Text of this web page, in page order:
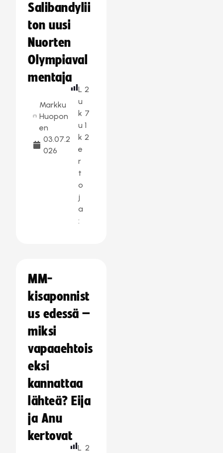
Salibandylii
ton uusi
Nuorten
Olympiaval
mentaja
Markku
Huopon
en
03.07.2
026
L
u
k
u
k
e
r
t
o
j
a
:
2
7
1
2
MM-
kisaponnist
us edessä –
miksi
vapaaehtois
eksi
kannattaa
lähteä? Eija
ja Anu
kertovat
L 2